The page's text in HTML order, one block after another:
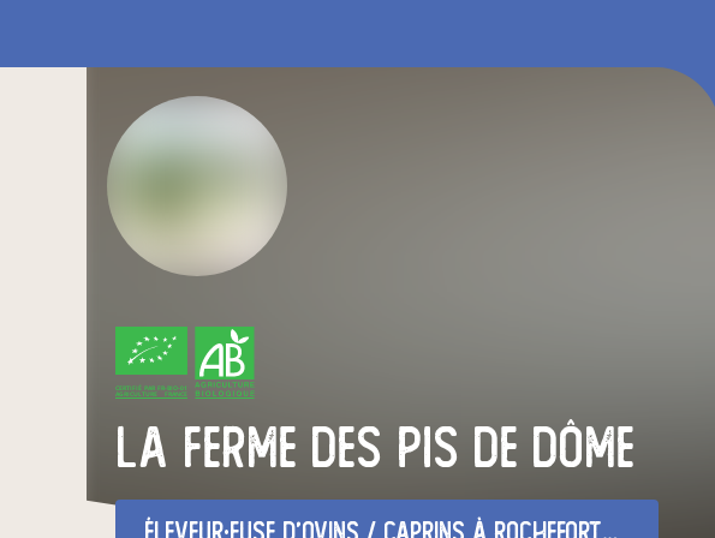
La ferme des pis de dôme
CERTIFIÉ PAR FR-BIO-01
AGRICULTURE FRANCE